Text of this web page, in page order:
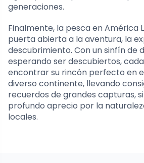
generaciones.
Finalmente, la pesca en América
puerta abierta a la aventura, la
descubrimiento. Con un sinfín de
esperando ser descubiertos,
encontrar su rincón perfecto en
diverso continente, llevando
recuerdos de grandes capturas,
profundo aprecio por la
locales.